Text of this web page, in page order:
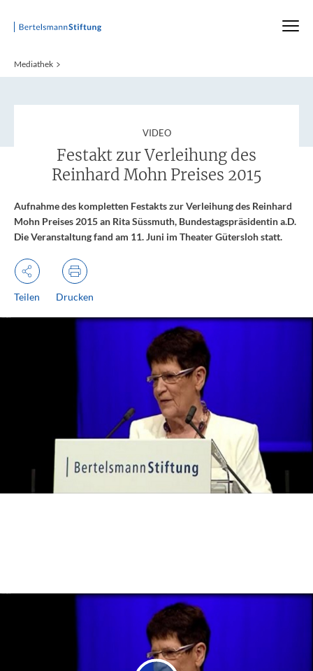
Startseite
Mediathek
VIDEO:
Festakt zur Verleihung des
Reinhard Mohn Preises 2015
Aufnahme des kompletten Festakts zur Verleihung des Reinhard
Mohn Preises 2015 an Rita Süssmuth, Bundestagspräsidentin a.D.
Die Veranstaltung fand am 11. Juni im Theater Gütersloh statt.
Teilen Drucken